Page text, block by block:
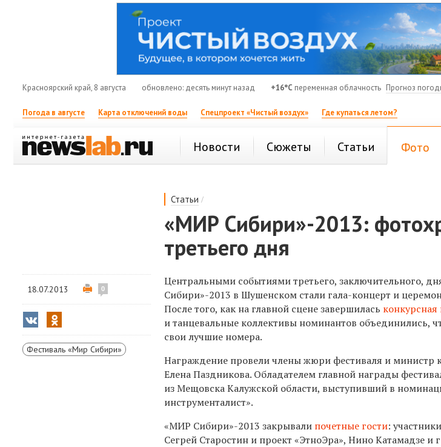
Красноярский край, 8 августа обновлено: десять минут назад +16°C переменная облачность Прогноз
Погода в августе Карта отключений воды Спецпроект «Чистый воздух» Где купаться летом?
Новости Сюжеты Статьи Фото
Статьи /
«МИР Сибири»-2013:
третьего дня
18.07.2013 0
Фестиваль «Мир Сибири»
Центральными событиями третьего, заключительного,
Сибири»-2013 в Шушенском стали гала-концерт и
После того, как на главной сцене завершилась
и танцевальные коллективы номинантов объединились,
свои лучшие номера.
Награждение провели члены жюри фестиваля и министр
Елена Паздникова. Обладателем главной награды
из Мещовска Калужской области, выступивший в
инструменталист».
«МИР Сибири»-2013 закрывали почетные гости:
Сегрей Старостин и проект «ЭтноЭра», Нино Катамадзе и